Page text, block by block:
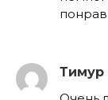
Тимур